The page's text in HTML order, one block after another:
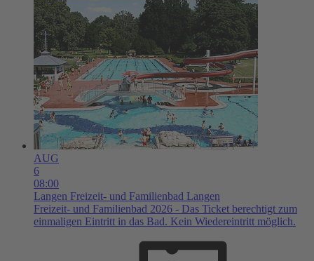
AUG
6
08:00
Langen Freizeit- und Familienbad Langen
Freizeit- und Familienbad 2026 - Das Ticket berechtigt zum
einmaligen Eintritt in das Bad. Kein Wiedereintritt möglich.